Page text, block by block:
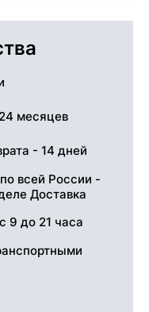
месяцев
- 14 дней
всей России -
Доставка
9 до 21 часа